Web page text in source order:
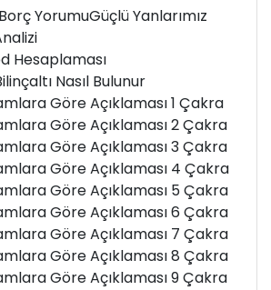
YorumuGüçlü Yanlarımız
Hesaplaması
Nasıl Bulunur
Göre Açıklaması 1 Çakra
Göre Açıklaması 2 Çakra
Göre Açıklaması 3 Çakra
Göre Açıklaması 4 Çakra
Göre Açıklaması 5 Çakra
Göre Açıklaması 6 Çakra
Göre Açıklaması 7 Çakra
Göre Açıklaması 8 Çakra
Göre Açıklaması 9 Çakra